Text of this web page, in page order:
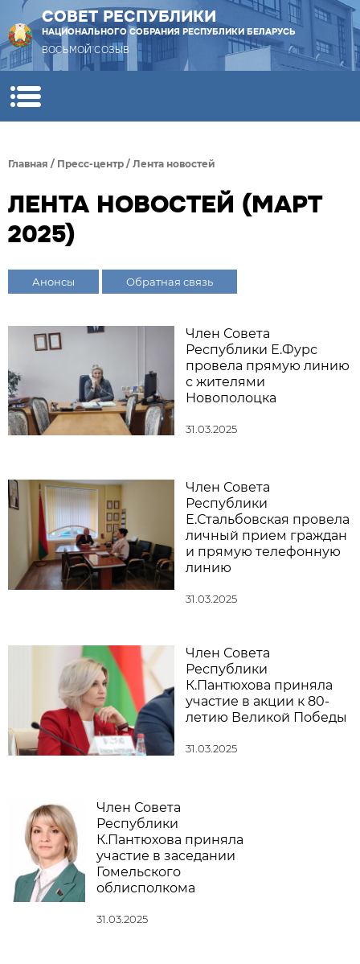
СОВЕТ РЕСПУБЛИКИ
НАЦИОНАЛЬНОГО СОБРАНИЯ РЕСПУБЛИКИ БЕЛАРУСЬ
ВОСЬМОЙ СОЗЫВ
Главная / Пресс-центр / Лента новостей
ЛЕНТА НОВОСТЕЙ (МАРТ
2025)
Анонсы Обратная связь
Член Совета
Республики Е.Фурс
провела прямую линию
с жителями
Новополоцка
31.03.2025
Член Совета
Республики
Е.Стальбовская провела
личный прием граждан
и прямую телефонную
линию
31.03.2025
Член Совета
Республики
К.Пантюхова приняла
участие в акции к 80-
летию Великой Победы
31.03.2025
Член Совета
Республики
К.Пантюхова приняла
участие в заседании
Гомельского
облисполкома
31.03.2025